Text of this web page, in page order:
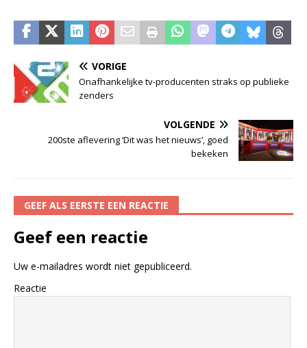
VORIGE
Onafhankelijke tv-producenten straks op publieke
zenders
VOLGENDE
200ste aflevering ‘Dit was het nieuws’, goed
bekeken
GEEF ALS EERSTE EEN REACTIE
Geef een reactie
Uw e-mailadres wordt niet gepubliceerd.
Reactie